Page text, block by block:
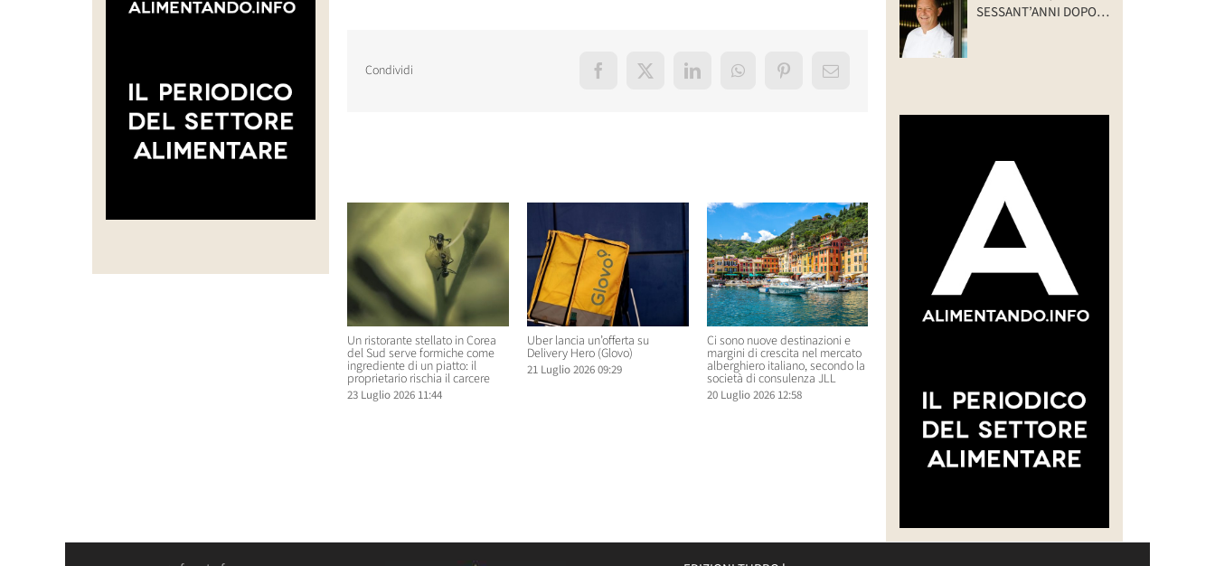
Condividi Facebook
X LinkedInWhatsAppPinterestEmail
Un ristorante stellato in Corea
del Sud serve formiche come
ingrediente di un piatto: il
proprietario rischia il carcere
23 Luglio 2026 11:44
Uber lancia un’offerta su
Delivery Hero (Glovo)
21 Luglio 2026 09:29
Ci sono nuove destinazioni e
margini di crescita nel mercato
alberghiero italiano, secondo la
società di consulenza JLL
20 Luglio 2026 12:58 23 Luglio 2026 11:44
SESSANT’ANNI DOPO: